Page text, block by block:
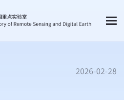
2026-02-28